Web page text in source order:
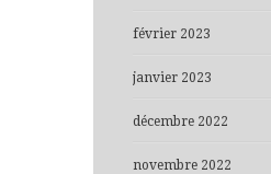
février 2023
janvier 2023
décembre 2022
novembre 2022